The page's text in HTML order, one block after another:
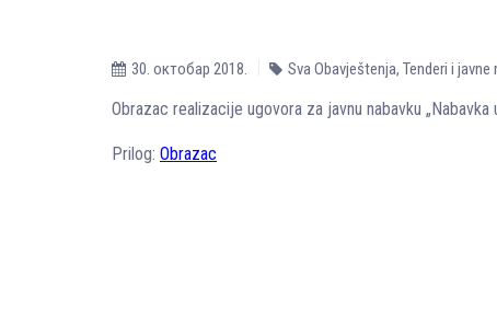
30. октобар 2018. Sva Obavještenja, Tenderi i javne
Obrazac realizacije ugovora za javnu nabavku
Prilog: Obrazac